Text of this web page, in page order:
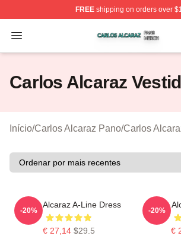
FREEshipping on orders over
Open menu
Carlos Alcaraz Shop ⚡️ Officially
Carlos Alcaraz
Início/Carlos Alcaraz Pano/Carlos
Carlos Alcaraz A-Line Dress
€ 27,14 $29.5
-20%
Carlos
€
-20%